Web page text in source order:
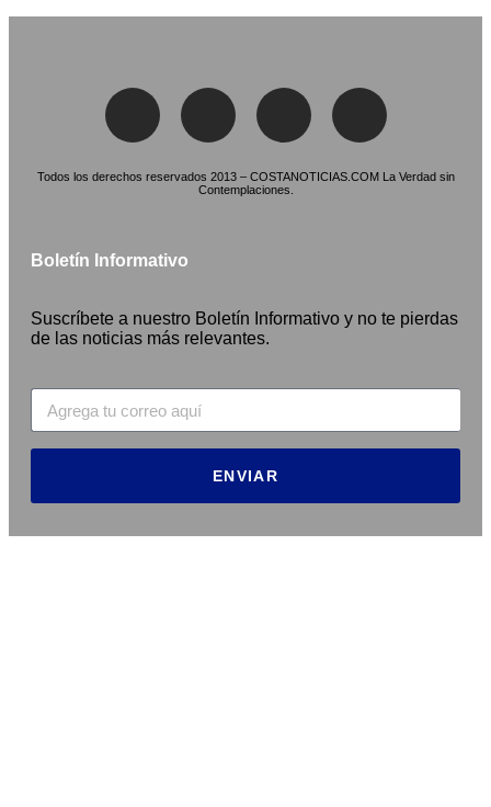
Todos los derechos reservados 2013 – COSTANOTICIAS.COM La Verdad sin
Contemplaciones.
Boletín Informativo
Suscríbete a nuestro Boletín Informativo y no te pierdas
de las noticias más relevantes.
ENVIAR